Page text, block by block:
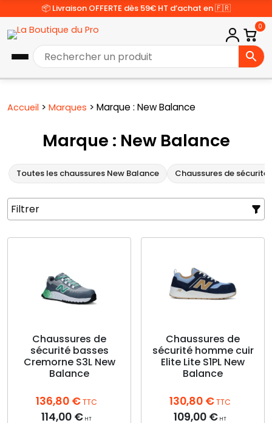
📦 Livraison OFFERTE dès 59€ HT d’achat en 🇫🇷
0
Accueil > Marques > Marque : New Balance
Marque : New Balance
Toutes les chaussures New Balance Chaussures de sécurité
Filtrer
Chaussures de
sécurité basses
Cremorne S3L New
Balance
136,80 € TTC
114,00 € HT
Chaussures de
sécurité homme cuir
Elite Lite S1PL New
Balance
130,80 € TTC
109,00 € HT